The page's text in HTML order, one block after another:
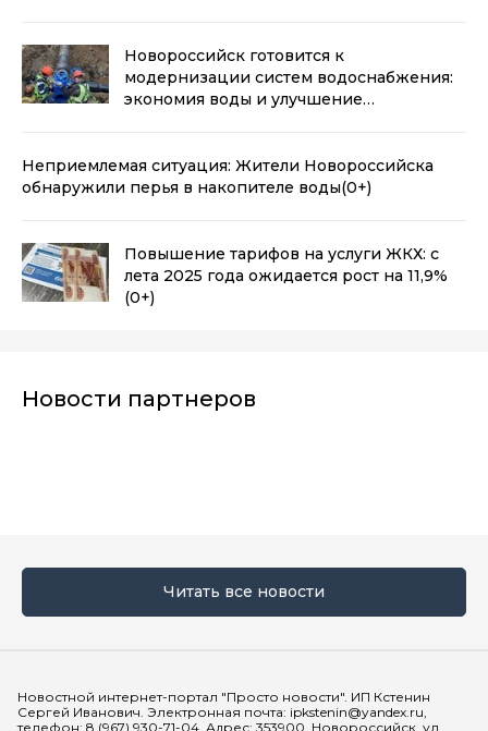
Новороссийск готовится к
модернизации систем водоснабжения:
экономия воды и улучшение
Неприемлемая ситуация: Жители Новороссийска
обнаружили перья в накопителе воды(0+)
Повышение тарифов на услуги ЖКХ: с
лета 2025 года ожидается рост на 11,9%
(0+)
Новости партнеров
Читать все новости
Новостной интернет-портал "Просто новости". ИП Кстенин
Сергей Иванович. Электронная почта: ipkstenin@yandex.ru,
телефон: 8 (967) 930-71-04. Адрес: 353900, Новороссийск, ул.